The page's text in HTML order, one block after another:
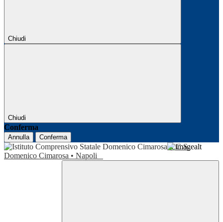
Chiudi
Chiudi
Conferma
Annulla Conferma
I.C.S.
Domenico Cimarosa • Napoli